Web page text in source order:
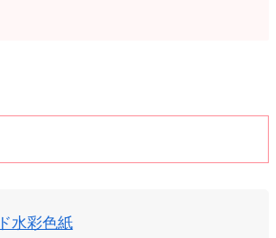
水彩色紙